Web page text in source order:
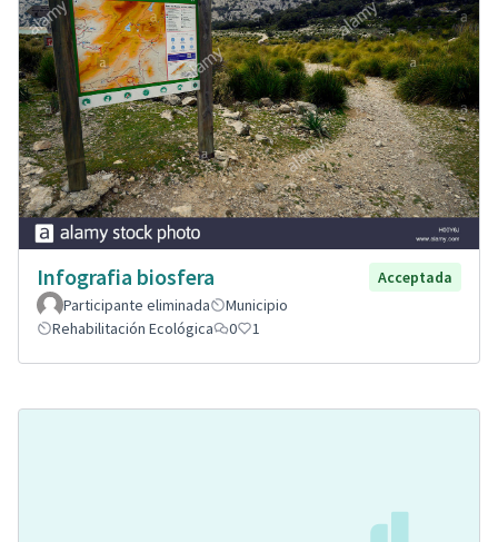
Infografia biosfera
Acceptada
Participante eliminada
Municipio
Rehabilitación Ecológica
0 1